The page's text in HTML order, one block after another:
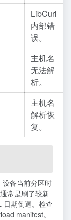
LibCurl
内部错
误。
主机名
无法解
析。
主机名
解析恢
复。
备当前分区时
常是刷了较新
日期倒退。检查
manifest。